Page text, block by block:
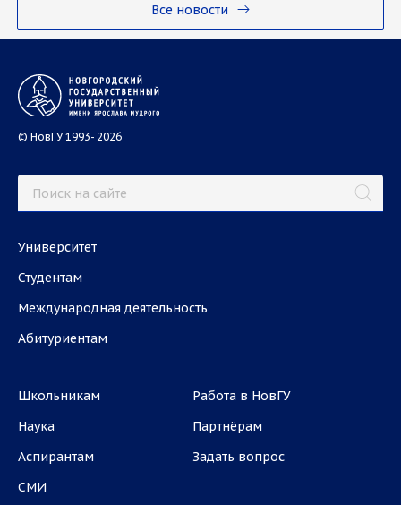
Все новости
© НовГУ 1993- 2026
Университет
Студентам
Международная деятельность
Абитуриентам
Школьникам
Наука
Аспирантам
СМИ
Работа в НовГУ
Партнёрам
Задать вопрос